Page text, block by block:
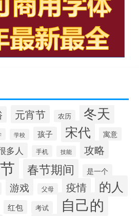
元宵节 农历 冬天
学校 孩子 宋代 寓意
多人 手机 技能 攻略
春节期间 是一个
游戏 父母 疫情 的人
红包 考试 自己的